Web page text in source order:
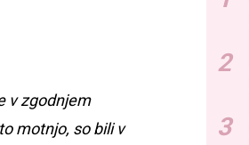
v zgodnjem
motnjo, so bili v